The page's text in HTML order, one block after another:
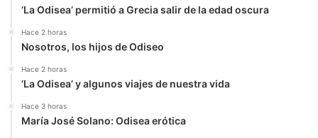
‘La Odisea’ permitió a Grecia salir de la edad oscura
Hace 2 horas
Nosotros, los hijos de Odiseo
Hace 2 horas
‘La Odisea’ y algunos viajes de nuestra vida
Hace 3 horas
María José Solano: Odisea erótica